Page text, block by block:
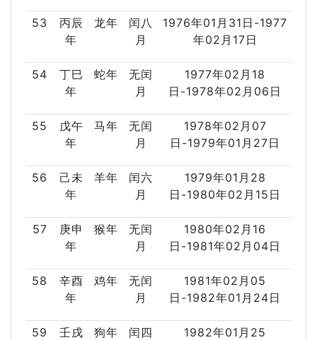
53
丙辰
年
龙年
闰八
月
1976年01月31日-1977
年02月17日
54
丁巳
年
蛇年
无闰
月
1977年02月18
日-1978年02月06日
55
戊午
年
马年
无闰
月
1978年02月07
日-1979年01月27日
56
己未
年
羊年
闰六
月
1979年01月28
日-1980年02月15日
57
庚申
年
猴年
无闰
月
1980年02月16
日-1981年02月04日
58
辛酉
年
鸡年
无闰
月
1981年02月05
日-1982年01月24日
59
壬戌
狗年
闰四
1982年01月25